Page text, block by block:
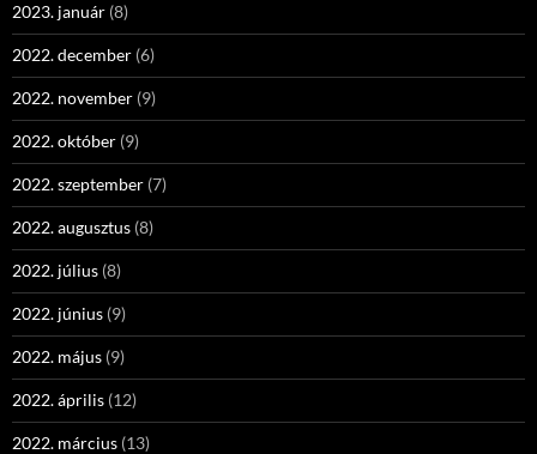
2023. január (8)
2022. december (6)
2022. november (9)
2022. október (9)
2022. szeptember (7)
2022. augusztus (8)
2022. július (8)
2022. június (9)
2022. május (9)
2022. április (12)
2022. március (13)